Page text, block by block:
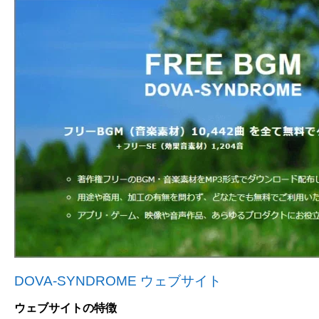
DOVA-SYNDROME ウェブサイト
ウェブサイトの特徴